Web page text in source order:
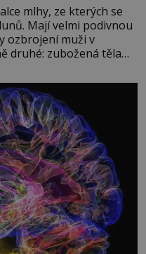
mlhy, ze kterých se
Mají velmi podivnou
ozbrojení muži v
druhé: zubožená těla
roku 1945, druhá
Stolpsee